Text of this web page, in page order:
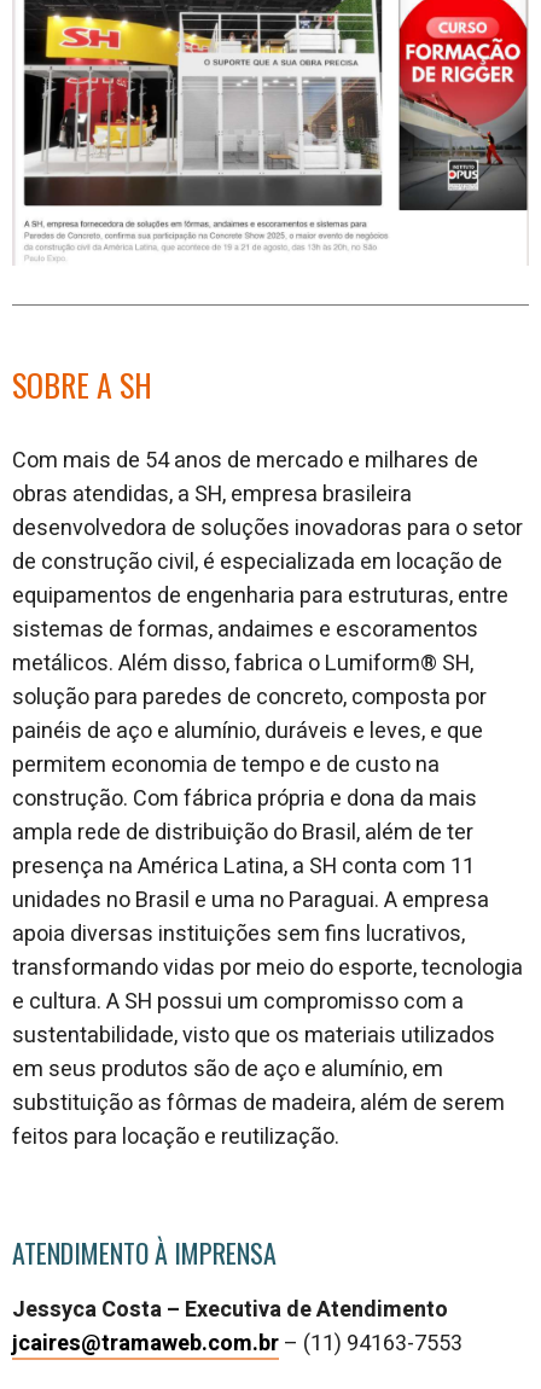
SOBRE A SH
Com mais de 54 anos de mercado e milhares de
obras atendidas, a SH, empresa brasileira
desenvolvedora de soluções inovadoras para o setor
de construção civil, é especializada em locação de
equipamentos de engenharia para estruturas, entre
sistemas de formas, andaimes e escoramentos
metálicos. Além disso, fabrica o Lumiform® SH,
solução para paredes de concreto, composta por
painéis de aço e alumínio, duráveis e leves, e que
permitem economia de tempo e de custo na
construção. Com fábrica própria e dona da mais
ampla rede de distribuição do Brasil, além de ter
presença na América Latina, a SH conta com 11
unidades no Brasil e uma no Paraguai. A empresa
apoia diversas instituições sem fins lucrativos,
transformando vidas por meio do esporte, tecnologia
e cultura. A SH possui um compromisso com a
sustentabilidade, visto que os materiais utilizados
em seus produtos são de aço e alumínio, em
substituição as fôrmas de madeira, além de serem
feitos para locação e reutilização.
ATENDIMENTO À IMPRENSA
Jessyca Costa – Executiva de Atendimento
jcaires@tramaweb.com.br– (11) 94163-7553